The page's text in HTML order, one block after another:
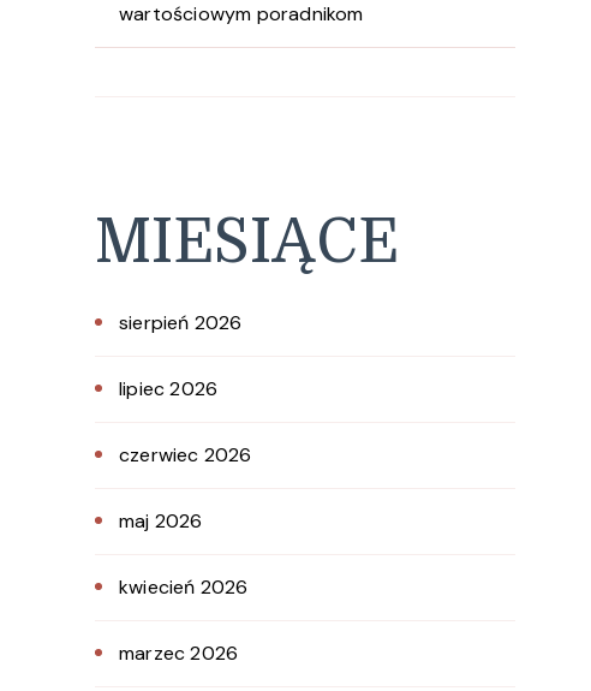
wartościowym poradnikom
MIESIĄCE
sierpień 2026
lipiec 2026
czerwiec 2026
maj 2026
kwiecień 2026
marzec 2026